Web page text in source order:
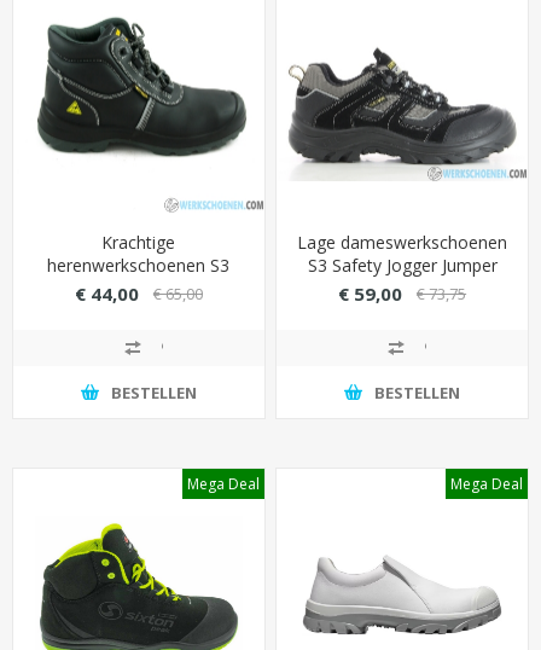
Krachtige
herenwerkschoenen S3
SRC Safety Jogger Eos
€ 44,00 € 65,00
BESTELLEN
Lage dameswerkschoenen
S3 Safety Jogger Jumper
met flexibele SJ kevlar zool
€ 59,00 € 73,75
BESTELLEN
Mega Deal Mega Deal